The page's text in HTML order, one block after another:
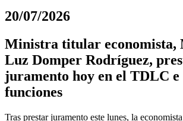
20/07/2026
Ministra titular economista,
Luz Domper Rodríguez,
juramento hoy en el TDLC e
funciones
Tras prestar juramento este lunes, la